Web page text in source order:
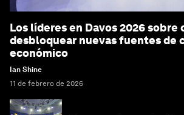
Los líderes en Davos 2026 sobre
desbloquear nuevas fuentes de
económico
Ian Shine
11 de febrero de 2026